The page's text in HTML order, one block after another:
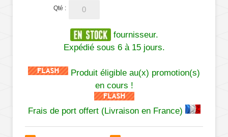
Qté :
fournisseur.
Expédié sous 6 à 15 jours.
Produit éligible au(x) promotion(s)
en cours !
Frais de port offert (Livraison en France)